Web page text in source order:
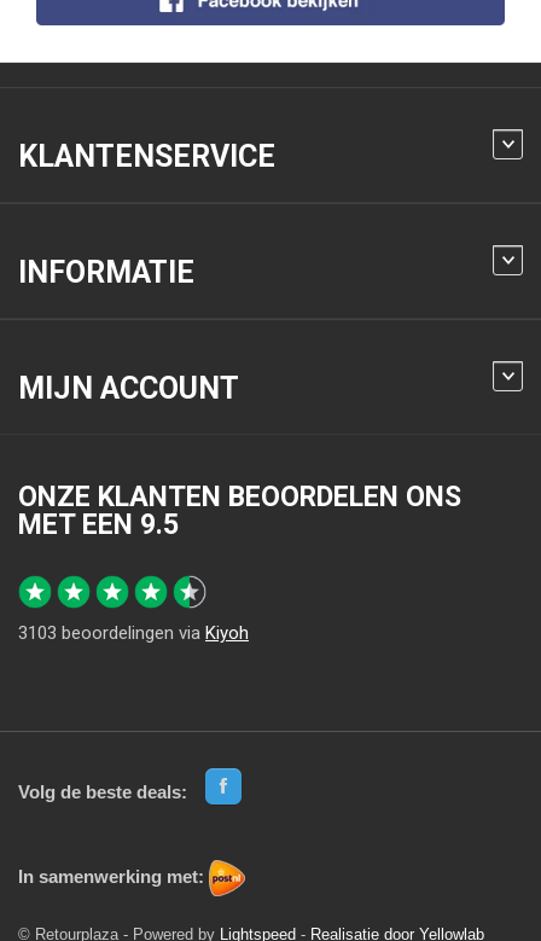
KLANTENSERVICE
INFORMATIE
MIJN ACCOUNT
ONZE KLANTEN BEOORDELEN ONS
MET EEN 9.5
3103 beoordelingen via Kiyoh
Volg de beste deals:
In samenwerking met:
© Retourplaza - Powered by Lightspeed - Realisatie door Yellowlab